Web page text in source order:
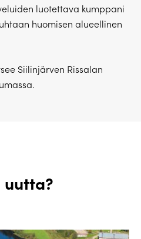
luotettava kumppani
huomisen alueellinen
Siilinjärven Rissalan